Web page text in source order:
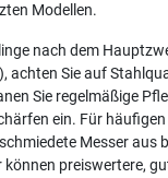
Modellen.
nach dem
achten Sie auf
Sie regelmäßige
ein. Für
Messer aus
preiswertere,